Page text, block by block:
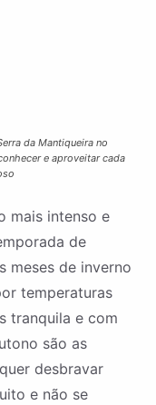
da Mantiqueira no
e aproveitar cada
mais intenso e
de
meses de inverno
temperaturas
tranquila e com
são as
desbravar
e não se